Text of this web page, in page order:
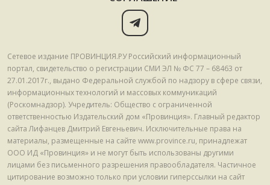
Сетевое издание ПРОВИНЦИЯ.РУ Российский информационный
портал, свидетельство о регистрации СМИ ЭЛ № ФС 77 – 68463 от
27.01.2017г., выдано Федеральной службой по надзору в сфере связи,
информационных технологий и массовых коммуникаций
(Роскомнадзор). Учредитель: Общество с ограниченной
ответственностью Издательский дом «Провинция». Главный редактор
сайта Лифанцев Дмитрий Евгеньевич. Исключительные права на
материалы, размещенные на сайте www.province.ru, принадлежат
ООО ИД «Провинция» и не могут быть использованы другими
лицами без письменного разрешения правообладателя. Частичное
цитирование возможно только при условии гиперссылки на сайт